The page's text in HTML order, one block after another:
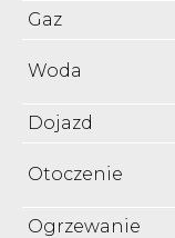
Gaz
Woda
Dojazd
Otoczenie
Ogrzewanie